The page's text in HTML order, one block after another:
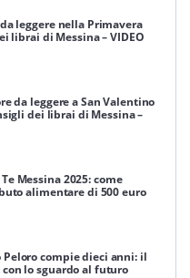
leggere nella Primavera
librai di Messina – VIDEO
da leggere a San Valentino
dei librai di Messina –
Messina 2025: come
alimentare di 500 euro
Peloro compie dieci anni: il
lo sguardo al futuro